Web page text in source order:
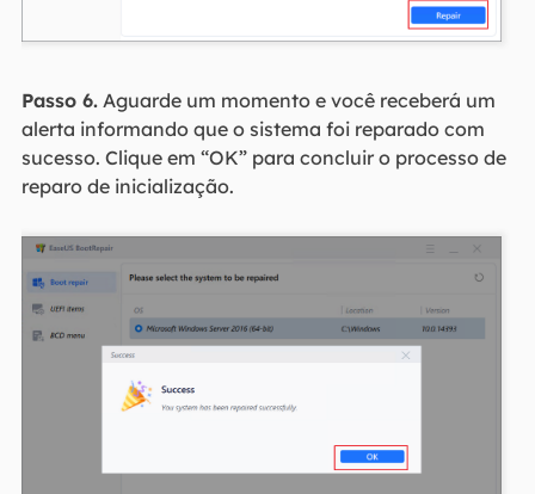
Passo 6.Aguarde um momento e você receberá um
alerta informando que o sistema foi reparado com
sucesso. Clique em “OK” para concluir o processo de
reparo de inicialização.